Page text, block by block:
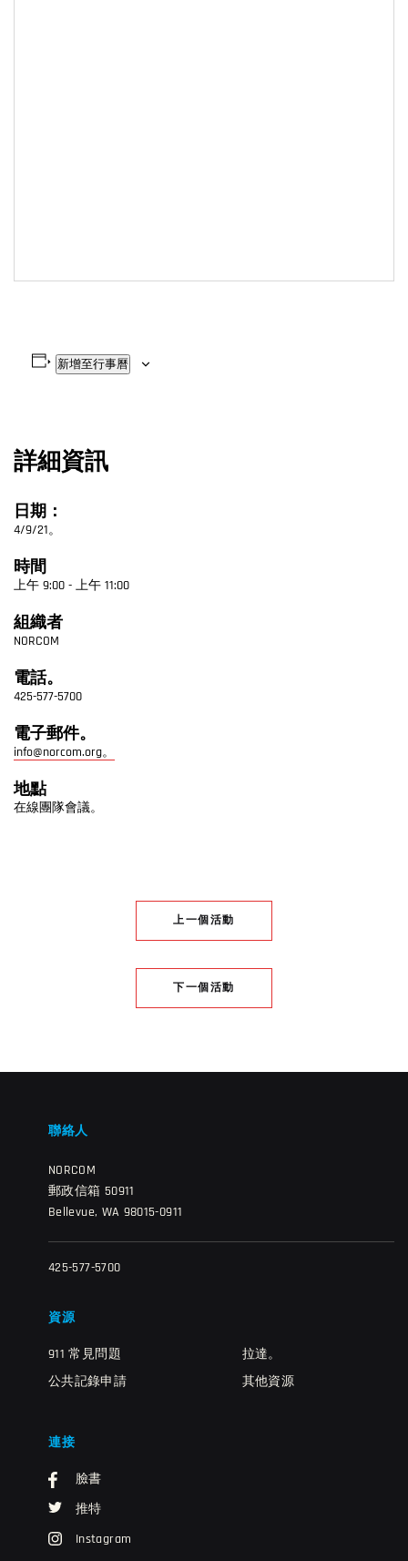
新增至行事曆
詳細資訊
日期：
4/9/21。
時間
上午 9:00 - 上午 11:00
組織者
NORCOM
電話。
425-577-5700
電子郵件。
info@norcom.org。
地點
在線團隊會議。
上一個活動
下一個活動
聯絡人
NORCOM
郵政信箱 50911
Bellevue, WA 98015-0911
425-577-5700
資源
911 常見問題
公共記錄申請
拉達。
其他資源
連接
臉書
推特
Instagram